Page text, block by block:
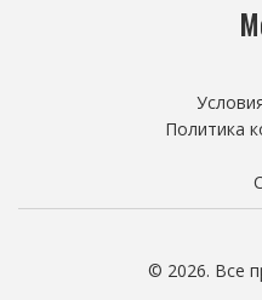
Политика
© 2026. Все